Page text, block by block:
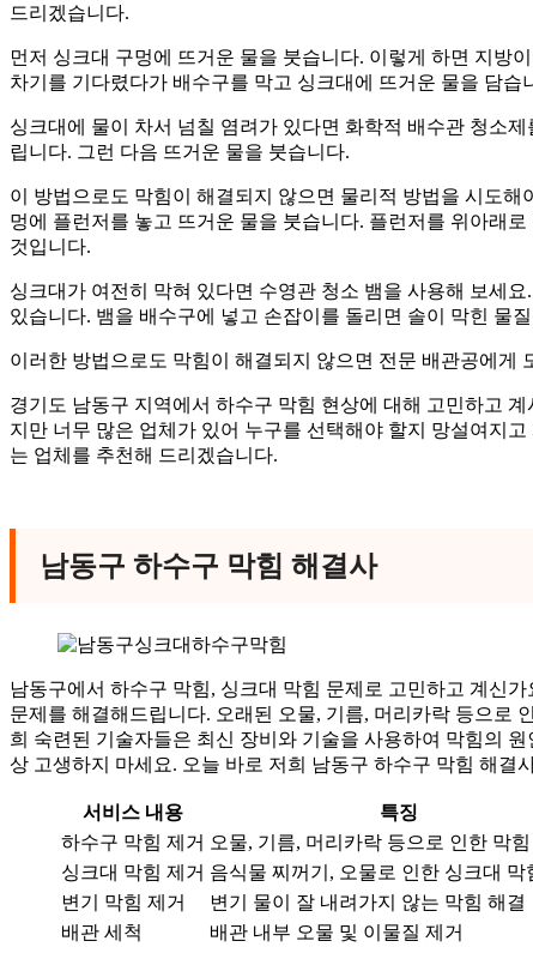
드리겠습니다.
먼저 싱크대 구멍에 뜨거운 물을 붓습니다. 이렇게 하면 지방
차기를 기다렸다가 배수구를 막고 싱크대에 뜨거운 물을 담
싱크대에 물이 차서 넘칠 염려가 있다면 화학적 배수관 청소
립니다. 그런 다음 뜨거운 물을 붓습니다.
이 방법으로도 막힘이 해결되지 않으면 물리적 방법을 시도
멍에 플런저를 놓고 뜨거운 물을 붓습니다. 플런저를 위아래
것입니다.
싱크대가 여전히 막혀 있다면 수영관 청소 뱀을 사용해 보세
있습니다. 뱀을 배수구에 넣고 손잡이를 돌리면 솔이 막힌 물
이러한 방법으로도 막힘이 해결되지 않으면 전문 배관공에게
경기도 남동구 지역에서 하수구 막힘 현상에 대해 고민하고
지만 너무 많은 업체가 있어 누구를 선택해야 할지 망설여지
는 업체를 추천해 드리겠습니다.
남동구 하수구 막힘 해결사
남동구에서 하수구 막힘, 싱크대 막힘 문제로 고민하고 계신
문제를 해결해드립니다. 오래된 오물, 기름, 머리카락 등으로
희 숙련된 기술자들은 최신 장비와 기술을 사용하여 막힘의
상 고생하지 마세요. 오늘 바로 저희 남동구 하수구 막힘 해결
서비스 내용
특징
하수구 막힘 제거 오물, 기름, 머리카락 등으로 인한 막힘
싱크대 막힘 제거 음식물 찌꺼기, 오물로 인한 싱크대 막
변기 막힘 제거
변기 물이 잘 내려가지 않는 막힘 해결
배관 세척
배관 내부 오물 및 이물질 제거